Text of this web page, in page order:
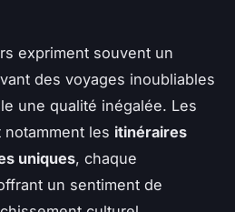
expriment souvent un
des voyages inoubliables
une qualité inégalée. Les
les itinéraires
uniques, chaque
un sentiment de